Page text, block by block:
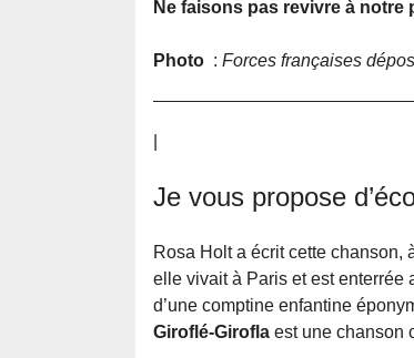
Ne faisons pas revivre à
Photo : Forces françaises
Je vous propose
Rosa Holt a écrit cette chanson,
elle vivait à Paris et est
d’une comptine enfantine
Giroflé-Girofla est une chanson